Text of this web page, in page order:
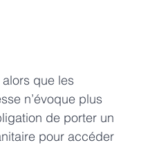
que les
n’évoque plus
de porter un
pour accéder